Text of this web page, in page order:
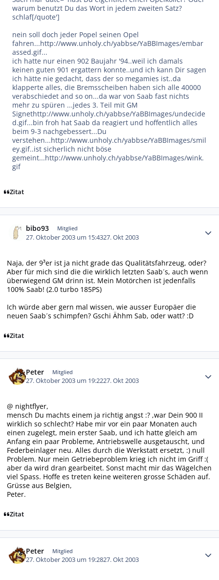
warum benutzt Du das Wort in jedem zweiten Satz?
schlaf[/quote']
nein soll doch jeder Popel seinen Opel
fahren...http://www.unholy.ch/yabbse/YaBBImages/embar
assed.gif...
ich hatte nur einen 902 Baujahr '94..weil ich damals
keinen guten 901 ergattern konnte..und ich kann Dir sagen
ich hätte nie gedacht, dass der so megamies ist..da
klapperte alles, die Bremsscheiben haben sich alle 40000
verabschiedet and so on...da war von Saab fast nichts
mehr zu spüren ...jedes 3. Teil mit GM
Signethttp://www.unholy.ch/yabbse/YaBBImages/undecide
d.gif...bin froh hat Saab da reagiert und hoffentlich alles
beim 9-3 nachgebessert...Du
verstehen...http://www.unholy.ch/yabbse/YaBBImages/smil
ey.gif..ist sicherlich nicht böse
gemeint...http://www.unholy.ch/yabbse/YaBBImages/wink.
gif
Zitat
bibo93 Mitglied
27. Oktober 2003 um 15:4327. Okt 2003
Naja, der 9³er ist ja nicht grade das Qualitätsfahrzeug, oder?
Aber für mich sind die die wirklich letzten Saab´s, auch wenn
überwiegend GM drinn ist. Mein Motörchen ist jedenfalls
100% Saab! (2.0 turbo 185PS)
Ich würde aber gern mal wissen, wie ausser Europäer die
neuen Saab´s schimpfen? Gschi Ähhm Sab, oder watt? :D
Zitat
Peter Mitglied
27. Oktober 2003 um 19:2227. Okt 2003
@ nightflyer,
mensch Du machts einem ja richtig angst :? ,war Dein 900 II
wirklich so schlecht? Habe mir vor ein paar Monaten auch
einen zugelegt, mein erster Saab, und ich hatte gleich am
Anfang ein paar Probleme, Antriebswelle ausgetauscht, und
Federbeinlager neu. Alles durch die Werkstatt ersetzt, :) null
Problem. Nur mein Getriebeproblem krieg ich nicht im Griff :(
aber da wird dran gearbeitet. Sonst macht mir das Wägelchen
viel Spass. Hoffe es treten keine weiteren grosse Schäden auf.
Grüsse aus Belgien,
Peter.
Zitat
Peter Mitglied
27. Oktober 2003 um 19:2827. Okt 2003